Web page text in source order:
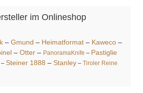
im Onlineshop
– Gmund – Heimatformat – Kaweco –
– Otter – PanoramaKnife – Pastiglie
– Steiner 1888 – Stanley – Tiroler Reine